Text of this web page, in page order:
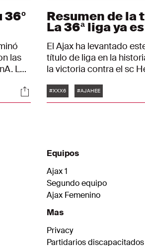
36º
las
Los
AjaxSociales
Resumen de la
La 36ª liga ya
El Ajax ha levantado
título de liga en la
la victoria contra el sc
segundo clasificado. En
temporada, puedes
Etiquetas
#XXX6 #AJAHEE
Equipos
Ajax 1
Segundo equipo
Ajax Femenino
Mas
Privacy
Partidarios discapacitados